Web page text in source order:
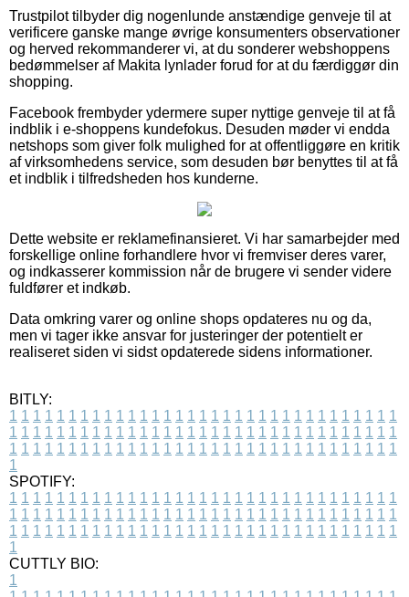
Trustpilot tilbyder dig nogenlunde anstændige genveje til at
verificere ganske mange øvrige konsumenters observationer
og herved rekommanderer vi, at du sonderer webshoppens
bedømmelser af Makita lynlader forud for at du færdiggør din
shopping.
Facebook frembyder ydermere super nyttige genveje til at få
indblik i e-shoppens kundefokus. Desuden møder vi endda
netshops som giver folk mulighed for at offentliggøre en kritik
af virksomhedens service, som desuden bør benyttes til at få
et indblik i tilfredsheden hos kunderne.
Dette website er reklamefinansieret. Vi har samarbejder med
forskellige online forhandlere hvor vi fremviser deres varer,
og indkasserer kommission når de brugere vi sender videre
fuldfører et indkøb.
Data omkring varer og online shops opdateres nu og da,
men vi tager ikke ansvar for justeringer der potentielt er
realiseret siden vi sidst opdaterede sidens informationer.
BITLY:
1 1 1 1 1 1 1 1 1 1 1 1 1 1 1 1 1 1 1 1 1 1 1 1 1 1 1 1 1 1 1 1 1
1 1 1 1 1 1 1 1 1 1 1 1 1 1 1 1 1 1 1 1 1 1 1 1 1 1 1 1 1 1 1 1 1
1 1 1 1 1 1 1 1 1 1 1 1 1 1 1 1 1 1 1 1 1 1 1 1 1 1 1 1 1 1 1 1 1
1
SPOTIFY:
1 1 1 1 1 1 1 1 1 1 1 1 1 1 1 1 1 1 1 1 1 1 1 1 1 1 1 1 1 1 1 1 1
1 1 1 1 1 1 1 1 1 1 1 1 1 1 1 1 1 1 1 1 1 1 1 1 1 1 1 1 1 1 1 1 1
1 1 1 1 1 1 1 1 1 1 1 1 1 1 1 1 1 1 1 1 1 1 1 1 1 1 1 1 1 1 1 1 1
1
CUTTLY BIO:
1